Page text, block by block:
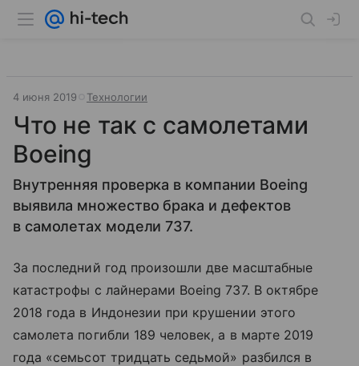
4 июня 2019 Технологии
Что не так с самолетами
Boeing
Внутренняя проверка в компании Boeing
выявила множество брака и дефектов
в самолетах модели 737.
За последний год произошли две масштабные
катастрофы с лайнерами Boeing 737. В октябре
2018 года в Индонезии при крушении этого
самолета погибли 189 человек, а в марте 2019
года «семьсот тридцать седьмой» разбился в